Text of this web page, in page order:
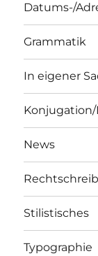
Datums-/
Grammatik
In eigener
News
Stilistisches
Typographie